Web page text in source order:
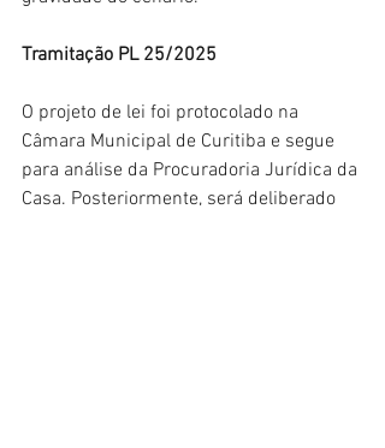
Tramitação PL 25/2025
O projeto de lei foi protocolado na
Câmara Municipal de Curitiba e segue
para análise da Procuradoria Jurídica da
Casa. Posteriormente, será deliberado